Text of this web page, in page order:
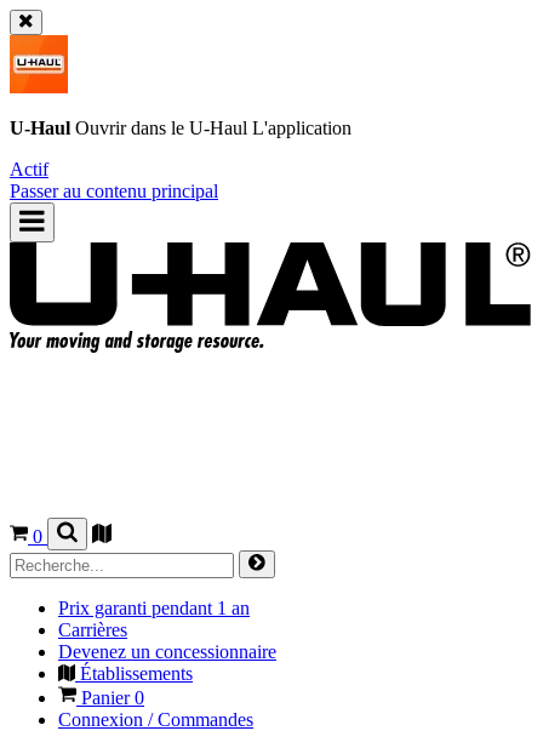
U-Haul Ouvrir dans le U-Haul L'application
Actif
Passer au contenu principal
0
Prix garanti pendant 1 an
Carrières
Devenez un concessionnaire
Établissements
Panier0
Connexion / Commandes